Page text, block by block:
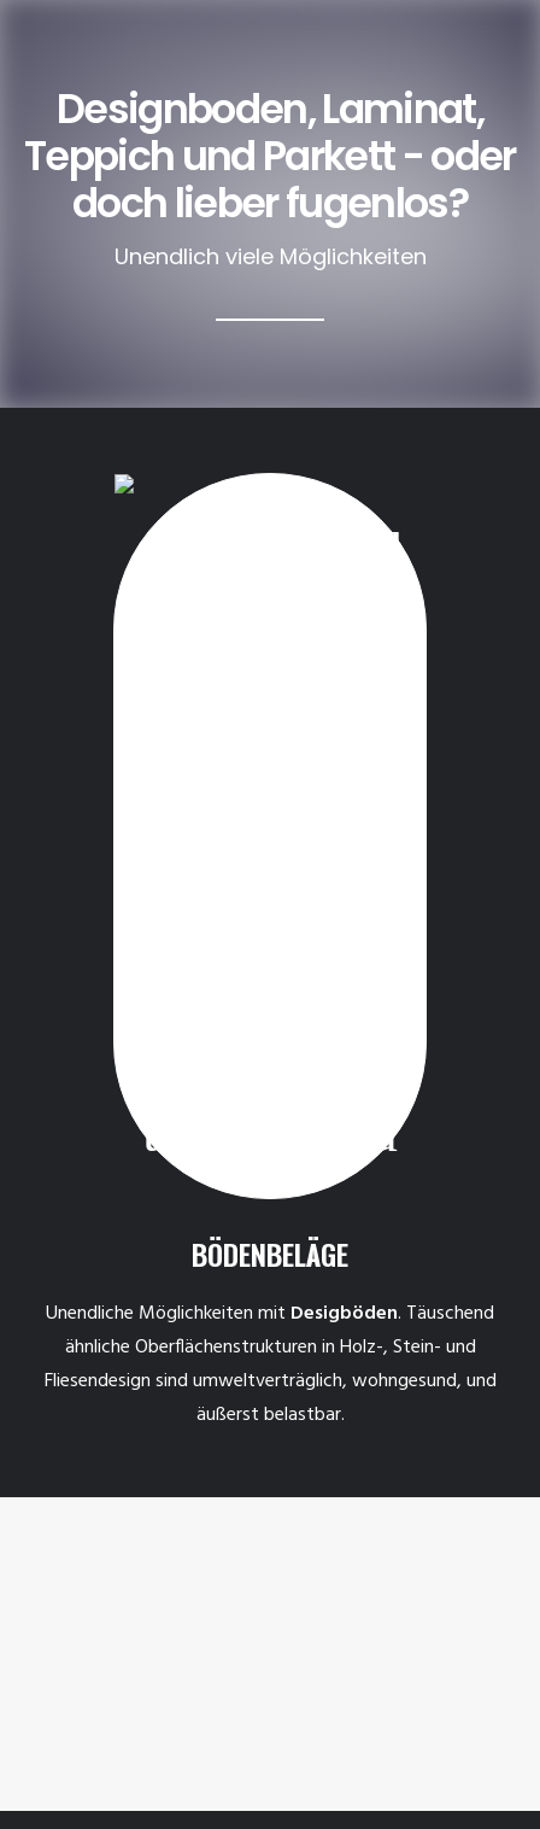
Designboden, Laminat,
Teppich und Parkett - oder
doch lieber fugenlos?
Unendlich viele Möglichkeiten
BÖDENBELÄGE
Unendliche Möglichkeiten mit Desigböden. Täuschend
ähnliche Oberflächenstrukturen in Holz-, Stein- und
Fliesendesign sind umweltverträglich, wohngesund, und
äußerst belastbar.